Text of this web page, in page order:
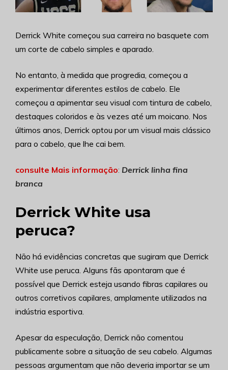
Derrick White começou sua carreira no basquete com
um corte de cabelo simples e aparado.
No entanto, à medida que progredia, começou a
experimentar diferentes estilos de cabelo. Ele
começou a apimentar seu visual com tintura de cabelo,
destaques coloridos e às vezes até um moicano. Nos
últimos anos, Derrick optou por um visual mais clássico
para o cabelo, que lhe cai bem.
consulte Mais informação: Derrick linha fina
branca
Derrick White usa
peruca?
Não há evidências concretas que sugiram que Derrick
White use peruca. Alguns fãs apontaram que é
possível que Derrick esteja usando fibras capilares ou
outros corretivos capilares, amplamente utilizados na
indústria esportiva.
Apesar da especulação, Derrick não comentou
publicamente sobre a situação de seu cabelo. Algumas
pessoas argumentam que não deveria importar se um